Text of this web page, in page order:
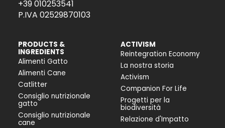
+39 010253541
P.IVA 02529870103
PRODUCTS &
INGREDIENTS
Alimenti Gatto
Alimenti Cane
Catlitter
Consiglio nutrizionale
gatto
Consiglio nutrizionale
cane
ACTIVISM
Reintegration Economy
La nostra storia
Activism
Companion For Life
Progetti per la
biodiversità
Relazione d'Impatto